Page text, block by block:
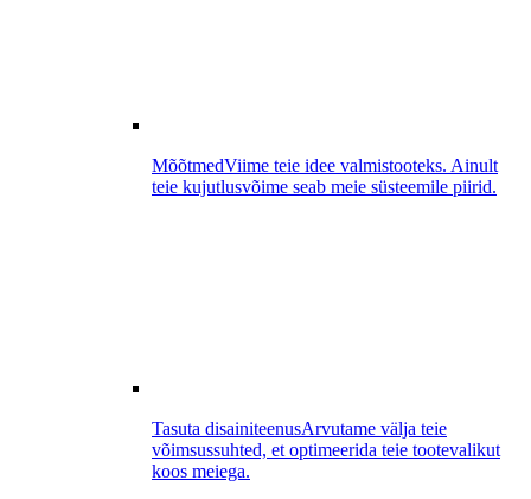
MõõtmedViime teie idee valmistooteks. Ainult
teie kujutlusvõime seab meie süsteemile piirid.
Tasuta disainiteenusArvutame välja teie
võimsussuhted, et optimeerida teie tootevalikut
koos meiega.